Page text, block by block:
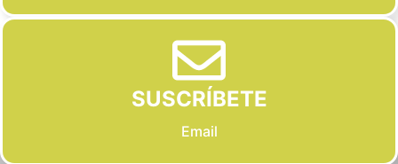
SUSCRÍBETE
Email